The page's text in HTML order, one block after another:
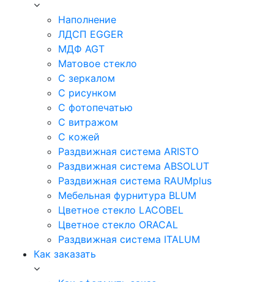
Наполнение
ЛДСП EGGER
МДФ AGT
Матовое стекло
С зеркалом
С рисунком
С фотопечатью
С витражом
С кожей
Раздвижная система ARISTO
Раздвижная система ABSOLUT
Раздвижная система RAUMplus
Мебельная фурнитура BLUM
Цветное стекло LACOBEL
Цветное стекло ORACAL
Раздвижная система ITALUM
Как заказать